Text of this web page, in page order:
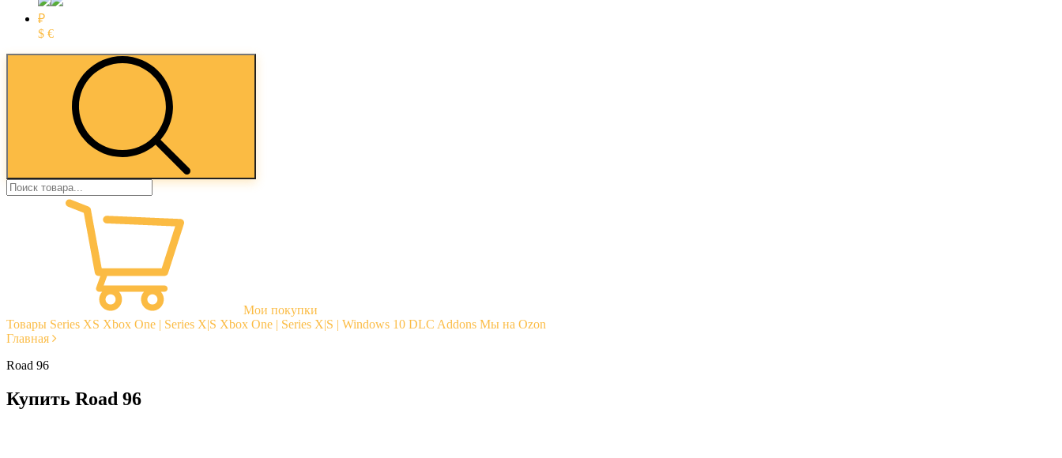
₽
$ €
Мои покупки
Товары Series XS Xbox One | Series X|S Xbox One | Series X|S | Windows 10 DLC Addons Мы на Ozon
Главная
Road 96
Купить Road 96